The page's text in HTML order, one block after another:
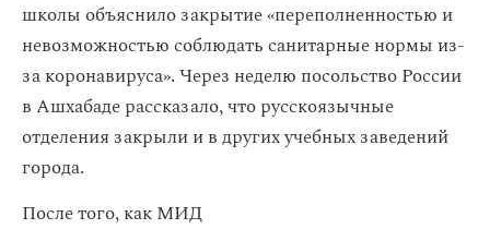
школы объяснило закрытие «переполненностью и
невозможностью соблюдать санитарные нормы из-
за коронавируса». Через неделю посольство России
в Ашхабаде рассказало, что русскоязычные
отделения закрыли и в других учебных заведений
города.
После того, как МИД